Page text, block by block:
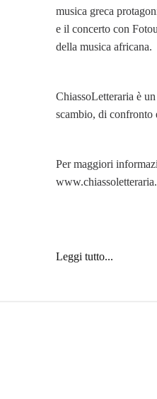
musica greca
e il concerto con
della musica africana.
ChiassoLetteraria è
scambio, di confronto
Per maggiori
Leggi tutto...